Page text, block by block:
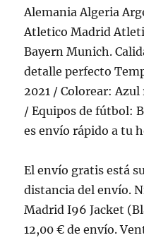
Alemania Algeria
Atletico Madrid
Bayern Munich.
detalle perfecto
2021 / Colorear:
/ Equipos de fútbol:
es envío rápido a tu
El envío gratis está
distancia del envío.
Madrid I96 Jacket
12,00 € de envío.